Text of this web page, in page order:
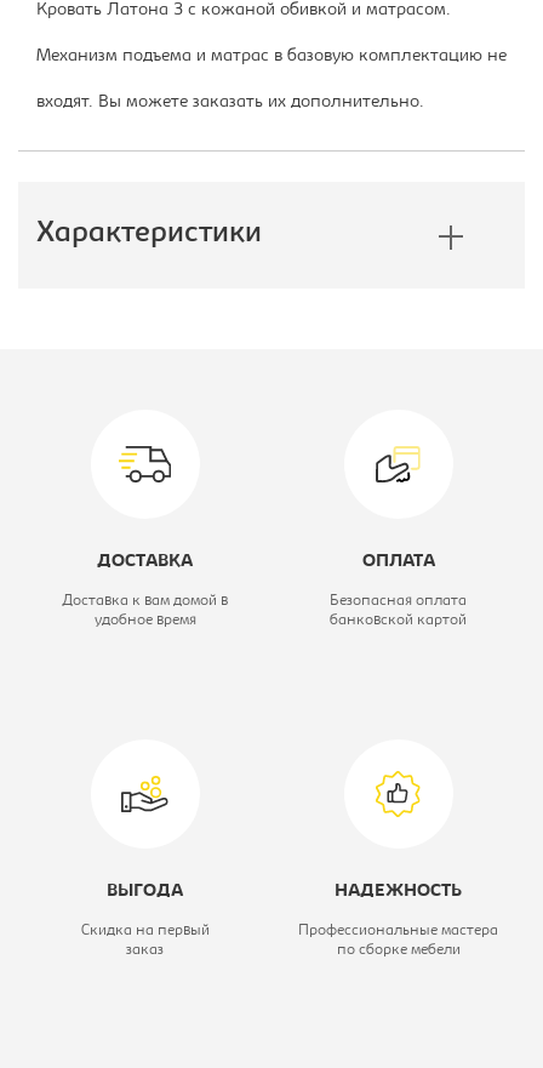
Кровать Латона 3 с кожаной обивкой и матрасом.
Механизм подъема и матрас в базовую комплектацию не
входят. Вы можете заказать их дополнительно.
Характеристики
160
Ширина, мм: 2600
Латона 3
ДОСТАВКА
Доставка к вам домой в
удобное время
ОПЛАТА
Безопасная оплата
банковской картой
ВЫГОДА
Скидка на первый
заказ
НАДЕЖНОСТЬ
Профессиональные мастера
по сборке мебели